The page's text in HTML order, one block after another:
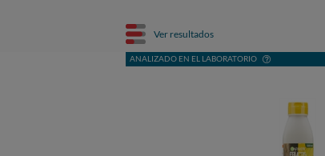
Ver resultados
ANALIZADO EN EL LABORATORIO